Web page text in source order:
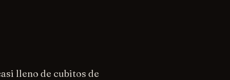
lleno de cubitos de